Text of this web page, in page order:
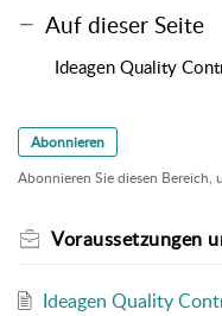
Auf dieser Seite
Ideagen Quality
Abonnieren
Abonnieren Sie diesen Bereich,
Voraussetzungen
Ideagen Quality